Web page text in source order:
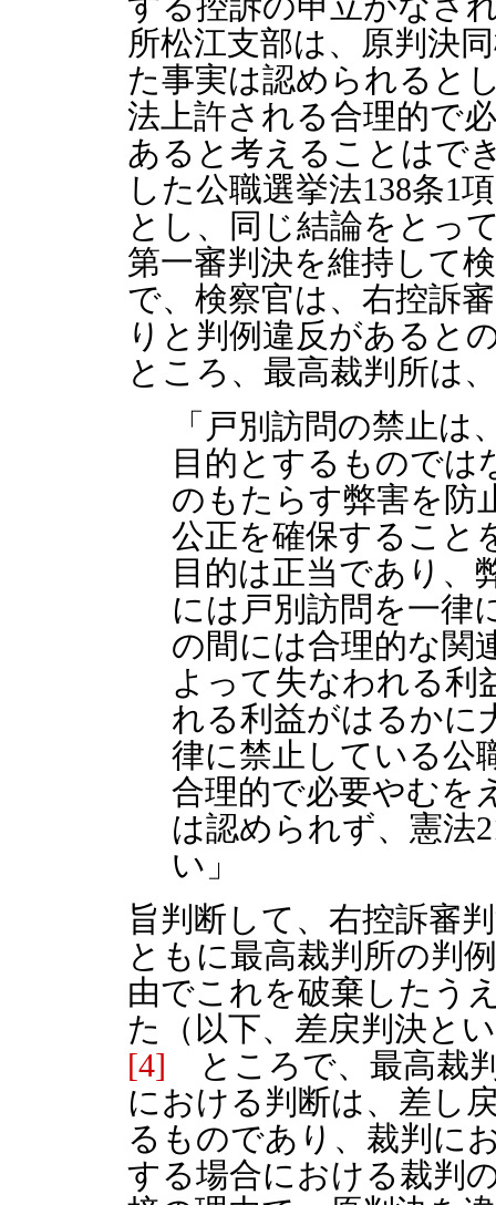
所松江支部は、原判決
た事実は認められると
法上許される合理的で
あると考えることはで
した公職選挙法138条1
とし、同じ結論をとっ
第一審判決を維持して
で、検察官は、右控訴
りと判例違反があると
ところ、最高裁判所は、
「戸別訪問の禁止
目的とするものでは
のもたらす弊害を防
公正を確保すること
目的は正当であり、
には戸別訪問を一律
の間には合理的な関
よって失なわれる利
れる利益がはるかに
律に禁止している公
合理的で必要やむを
は認められず、憲法
い」
旨判断して、右控訴審
ともに最高裁判所の判
由でこれを破棄したう
た（以下、差戻判決と
[4] ところで、最高裁
における判断は、差し
るものであり、裁判に
する場合における裁判